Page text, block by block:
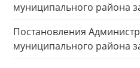
муниципального района
Постановления
муниципального района